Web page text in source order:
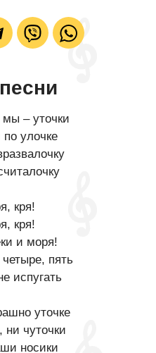
– уточки
улочке
кря!
кря!
и моря!
пять
испугать
уточке
ни чуточки
носики